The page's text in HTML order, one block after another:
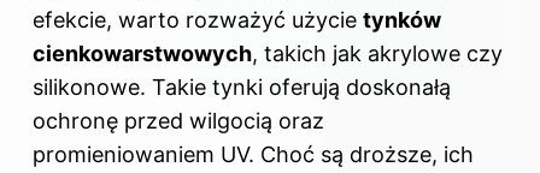
efekcie, warto rozważyć użycie tynków
cienkowarstwowych, takich jak akrylowe czy
silikonowe. Takie tynki oferują doskonałą
ochronę przed wilgocią oraz
promieniowaniem UV. Choć są droższe, ich